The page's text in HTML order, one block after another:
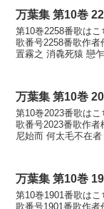
万葉集 第10巻
第10巻2258番歌は
歌番号2258番歌作
置霧之 消毳死猿 戀
万葉集 第10巻
第10巻2023番歌は
歌番号2023番歌作
尼始而 何太毛不在
万葉集 第10巻
第10巻1901番歌は
歌番号1901番歌作